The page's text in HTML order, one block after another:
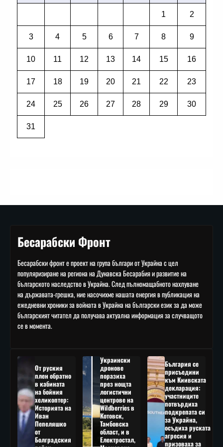
1 2
3 4 5 6 7 8 9
10 11 12 13 14 15 16
17 18 19 20 21 22 23
24 25 26 27 28 29 30
31
Бесарабски Фронт
Бесарабски фронт е проект на група българи от Украйна с цел
популяризиране на региона на Дунавска Бесарабия и развитие на
българското наследство в Украйна. След пълномащабното нахлуване
на държавата-грешка, ние насочихме нашата енергия в публикация на
ежедневни хроники за войната в Украйна на български език за да може
българският читател да получава актуална информация за случващото
се в момента.
От руския
плен обратно
в кабината
на бойния
хеликоптер:
Историята на
Иван
Пепеляшко
от
Болградския
Украински
дронове
поразиха
през нощта
логистични
центрове на
Wildberries в
Котовск,
Тамбовска
област, и в
Електростал,
България се
присъедини
към Киивската
декларация:
участниците
потвърдиха
подкрепата си
за Украйна,
осъдиха руската
агресия и
призоваха за